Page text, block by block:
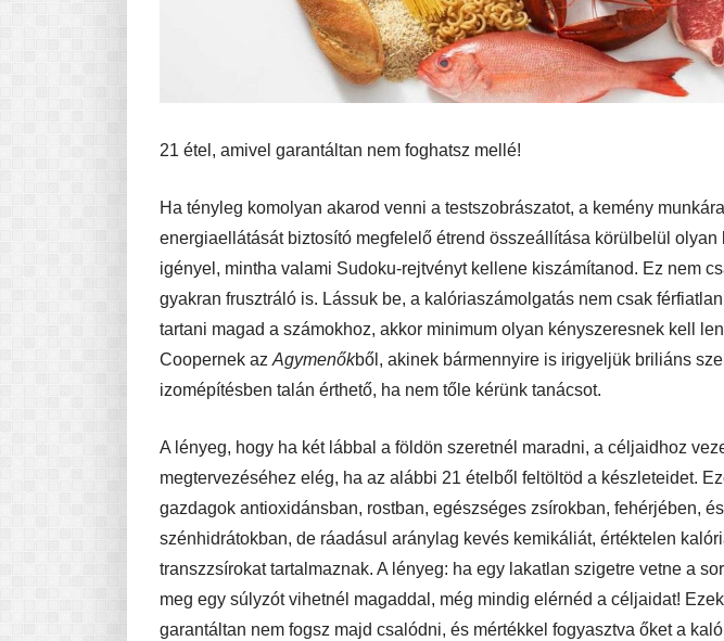
21 étel, amivel garantáltan nem foghatsz mellé!
Ha tényleg komolyan akarod venni a testszobrászatot, a kemény
energiaellátását biztosító megfelelő étrend összeállítása körülbelül olyan
igényel, mintha valami Sudoku-rejtvényt kellene kiszámítanod. Ez nem
gyakran frusztráló is. Lássuk be, a kalóriaszámolgatás nem csak
tartani magad a számokhoz, akkor minimum olyan kényszeresnek kell
Coopernek az Agymenőkből, akinek bármennyire is irigyeljük briliáns
izomépítésben talán érthető, ha nem tőle kérünk tanácsot.
A lényeg, hogy ha két lábbal a földön szeretnél maradni, a céljaidhoz
megtervezéséhez elég, ha az alábbi 21 ételből feltöltöd a készleteidet.
gazdagok antioxidánsban, rostban, egészséges zsírokban, fehérjében,
szénhidrátokban, de ráadásul aránylag kevés kemikáliát, értéktelen
transzzsírokat tartalmaznak. A lényeg: ha egy lakatlan szigetre vetne a
meg egy súlyzót vihetnél magaddal, még mindig elérnéd a céljaidat!
garantáltan nem fogsz majd csalódni, és mértékkel fogyasztva őket a